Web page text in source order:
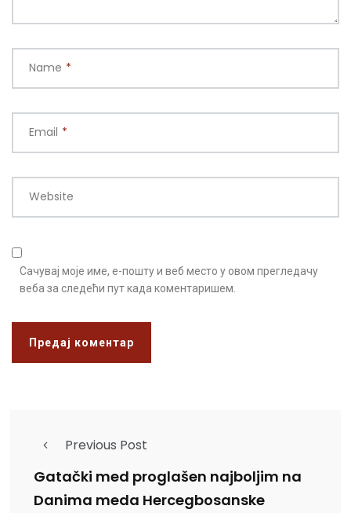
Name *
Email *
Website
Сачувај моје име, е-пошту и веб место у овом прегледачу
веба за следећи пут када коментаришем.
Previous Post
Gatački med proglašen najboljim na
Danima meda Hercegbosanske